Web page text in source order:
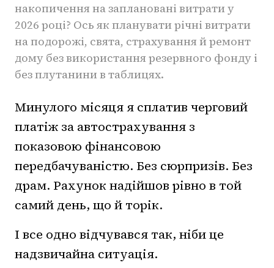
накопичення на заплановані витрати у
2026 році? Ось як планувати річні витрати
на подорожі, свята, страхування й ремонт
дому без використання резервного фонду і
без плутанини в таблицях.
Минулого місяця я сплатив черговий
платіж за автострахування з
показовою фінансовою
передбачуваністю. Без сюрпризів. Без
драм. Рахунок надійшов рівно в той
самий день, що й торік.
І все одно відчувався так, ніби це
надзвичайна ситуація.